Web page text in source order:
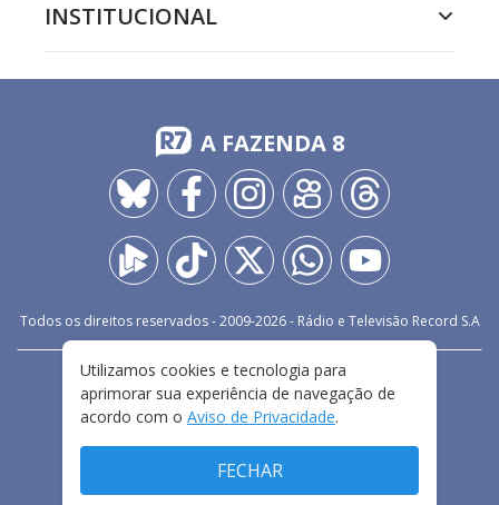
INSTITUCIONAL
A FAZENDA 8
Todos os direitos reservados - 2009-2026- Rádio e Televisão Record S.A
FALE CONOSCO
PRIVACIDADE
TERMOS E CONDIÇÕES DE USO
Utilizamos cookies e tecnologia para
aprimorar sua experiência de navegação de
acordo com o Aviso de Privacidade.
FECHAR